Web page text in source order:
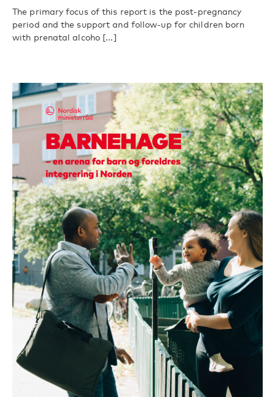
The primary focus of this report is the post-pregnancy
period and the support and follow-up for children born
with prenatal alcoho [...]